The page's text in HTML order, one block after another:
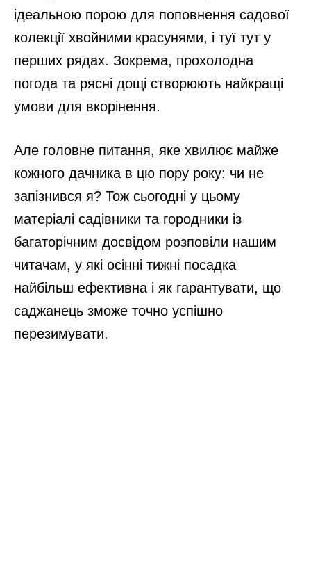
ідеальною порою для поповнення садової
колекції хвойними красунями, і туї тут у
перших рядах. Зокрема, прохолодна
погода та рясні дощі створюють найкращі
умови для вкорінення.
Але головне питання, яке хвилює майже
кожного дачника в цю пору року: чи не
запізнився я? Тож сьогодні у цьому
матеріалі садівники та городники із
багаторічним досвідом розповіли нашим
читачам, у які осінні тижні посадка
найбільш ефективна і як гарантувати, що
саджанець зможе точно успішно
перезимувати.